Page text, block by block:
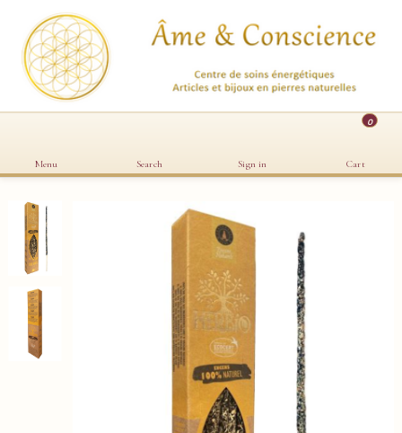
Menu Search Sign in
0
Cart